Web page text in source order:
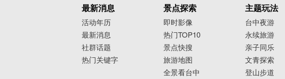
最新消息
活动年历
最新消息
社群话题
热门关键字
景点探索
即时影像
热门TOP10
景点快搜
旅游地图
全景看台中
主题玩法
台中夜游
永续旅游
亲子同乐
文青探索
登山步道